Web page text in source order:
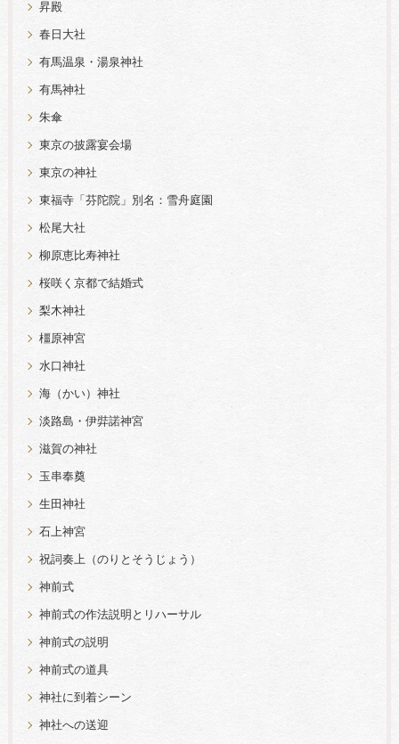
昇殿
春日大社
有馬温泉・湯泉神社
有馬神社
朱傘
東京の披露宴会場
東京の神社
東福寺「芬陀院」別名：雪舟庭園
松尾大社
柳原恵比寿神社
桜咲く京都で結婚式
梨木神社
橿原神宮
水口神社
海（かい）神社
淡路島・伊弉諾神宮
滋賀の神社
玉串奉奠
生田神社
石上神宮
祝詞奏上（のりとそうじょう）
神前式
神前式の作法説明とリハーサル
神前式の説明
神前式の道具
神社に到着シーン
神社への送迎